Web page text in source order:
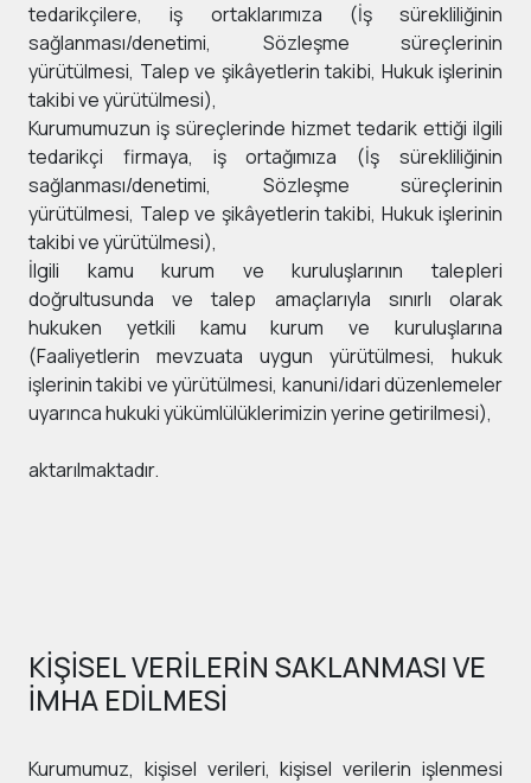
tedarikçilere, iş ortaklarımıza (İş sürekliliğinin
sağlanması/denetimi, Sözleşme süreçlerinin
yürütülmesi, Talep ve şikâyetlerin takibi, Hukuk işlerinin
takibi ve yürütülmesi),
Kurumumuzun iş süreçlerinde hizmet tedarik ettiği ilgili
tedarikçi firmaya, iş ortağımıza (İş sürekliliğinin
sağlanması/denetimi, Sözleşme süreçlerinin
yürütülmesi, Talep ve şikâyetlerin takibi, Hukuk işlerinin
takibi ve yürütülmesi),
İlgili kamu kurum ve kuruluşlarının talepleri
doğrultusunda ve talep amaçlarıyla sınırlı olarak
hukuken yetkili kamu kurum ve kuruluşlarına
(Faaliyetlerin mevzuata uygun yürütülmesi, hukuk
işlerinin takibi ve yürütülmesi, kanuni/idari düzenlemeler
uyarınca hukuki yükümlülüklerimizin yerine getirilmesi),
aktarılmaktadır.
KİŞİSEL VERİLERİN SAKLANMASI VE
İMHA EDİLMESİ
Kurumumuz, kişisel verileri, kişisel verilerin işlenmesi